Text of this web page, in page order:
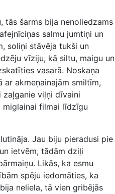
tās šarms bija nenoliedzams
salmu jumtiņi un
soliņi stāvēja tukši un
vīziju, kā siltu, maigu un
vasarā. Noskaņa
ar akmeņainajām smiltīm,
zaļganie viļņi dīvaini
miglainai filmai līdzīgu
Jau biju pieradusi pie
ietvēm, tādām dziļi
Likās, ka esmu
spēju iedomāties, ka
neliela, tā vien gribējās